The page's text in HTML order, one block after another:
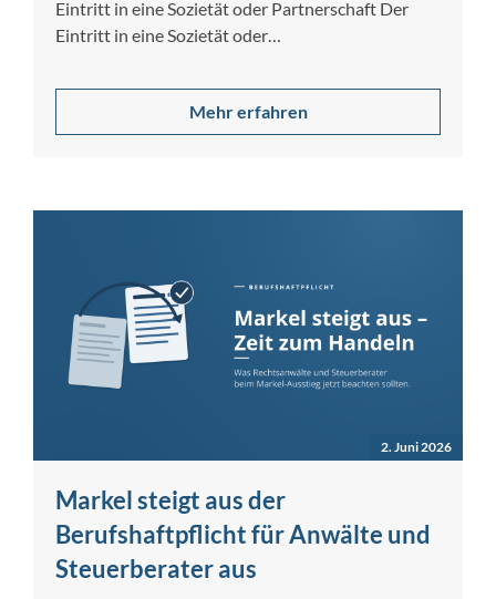
Eintritt in eine Sozietät oder Partnerschaft Der
Eintritt in eine Sozietät oder
Mehr erfahren
2. Juni 2026
Markel steigt aus der
Berufshaftpflicht für Anwälte und
Steuerberater aus